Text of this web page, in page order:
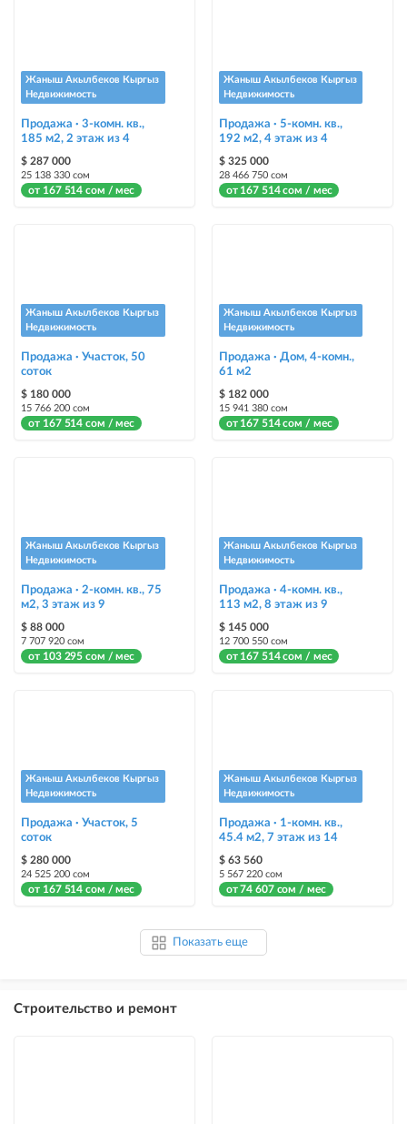
размещение объявления на Instagram аккаунте @house_kg и на
Telegram канале + платное продвижение на Instagram
Выделить цветом
выделение объявления цветом среди других объявлений
«Срочно»
Стикеры
Яркие стикеры с опциями, выделят ваш объект среди остальных и
помогут продать быстрее
Жаныш Акылбеков Кыргыз
Недвижимость
Продажа · 3-комн. кв.,
185 м2, 2 этаж из 4
$ 287 000
25 138 330 сом
от 167 514 сом / мес
Жаныш Акылбеков Кыргыз
Недвижимость
Продажа · 5-комн. кв.,
192 м2, 4 этаж из 4
$ 325 000
28 466 750 сом
от 167 514 сом / мес
Жаныш Акылбеков Кыргыз
Недвижимость
Продажа · Участок, 50
соток
$ 180 000
15 766 200 сом
от 167 514 сом / мес
Жаныш Акылбеков Кыргыз
Недвижимость
Продажа · Дом, 4-комн.,
61 м2
$ 182 000
15 941 380 сом
от 167 514 сом / мес
Жаныш Акылбеков Кыргыз
Недвижимость
Продажа · 2-комн. кв., 75
м2, 3 этаж из 9
$ 88 000
7 707 920 сом
от 103 295 сом / мес
Жаныш Акылбеков Кыргыз
Недвижимость
Продажа · 4-комн. кв.,
113 м2, 8 этаж из 9
$ 145 000
12 700 550 сом
от 167 514 сом / мес
Жаныш Акылбеков Кыргыз
Недвижимость
Продажа · Участок, 5
соток
$ 280 000
24 525 200 сом
от 167 514 сом / мес
Жаныш Акылбеков Кыргыз
Недвижимость
Продажа · 1-комн. кв.,
45.4 м2, 7 этаж из 14
$ 63 560
5 567 220 сом
от 74 607 сом / мес
Показать еще
Строительство и ремонт